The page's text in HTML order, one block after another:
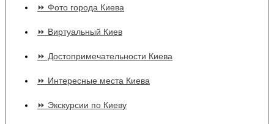
⏩ Фото города Киева
⏩ Виртуальный Киев
⏩ Достопримечательности Киева
⏩ Интересные места Киева
⏩ Экскурсии по Киеву